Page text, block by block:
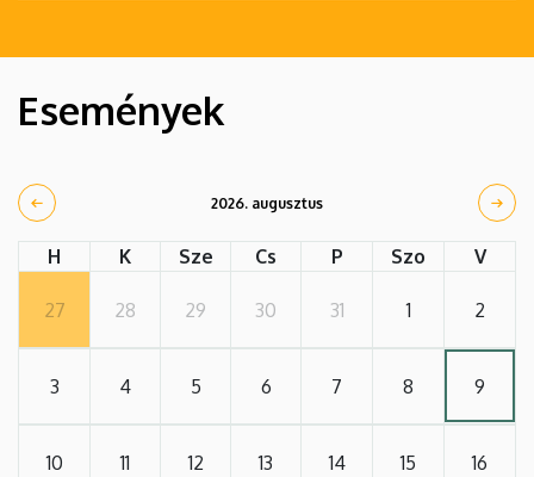
Események
2026. augusztus
H K Sze Cs P Szo V
27 28 29 30 31 1 2
3 4 5 6 7 8 9
10 11 12 13 14 15 16